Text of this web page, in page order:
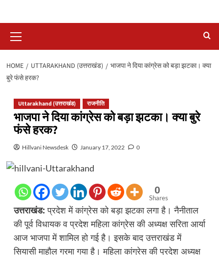
Menu
HOME UTTARAKHAND (उत्तराखंड)
भाजपा ने दिया कांग्रेस को बड़ा झटका। क्या
बुरे फंसे हरक?
Uttarakhand (उत्तराखंड) राजनीति
भाजपा ने दिया कांग्रेस को बड़ा झटका। क्या बुरे
फंसे हरक?
Hillvani Newsdesk January 17, 2022 0
0
Shares
उत्तराखंड: प्रदेश में कांग्रेस को बड़ा झटका लगा है। नैनीताल
की पूर्व विधायक व प्रदेश महिला कांग्रेस की अध्यक्ष सरिता आर्या
आज भाजपा में शामिल हो गई है। इसके बाद उत्तराखंड में
सियासी माहौल गरमा गया है। महिला कांग्रेस की प्रदेश अध्यक्ष